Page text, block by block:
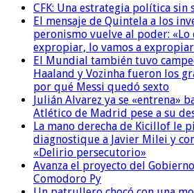
CFK: Una estrategia política
El mensaje de Quintela a los
peronismo vuelve al poder: «Lo
expropiar, lo vamos a
El Mundial también tuvo
Haaland y Vozinha fueron los
por qué Messi quedó sexto
Julián Alvarez ya se «entrena»
Atlético de Madrid pese a su
La mano derecha de Kicillof le
diagnostique a Javier Milei y
«Delirio persecutorio»
Avanza el proyecto del
Comodoro Py